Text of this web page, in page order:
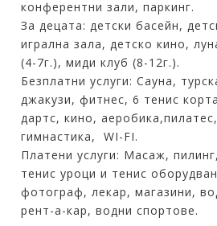
конферентни зали, паркинг.
За децата: детски басейн,
игрална зала, детско кино,
(4-7г.), миди клуб (8-12г.).
Безплатни услуги: Сауна,
джакузи, фитнес, 6 тенис
дартс, кино,
гимнастика, WI-FI.
Платени услуги: Масаж,
тенис уроци и тенис
фотограф, лекар, магазини,
рент-а-кар, водни спортове.